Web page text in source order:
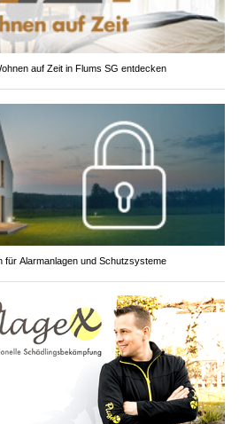
auf Zeit in Flums SG entdecken
für Alarmanlagen und Schutzsysteme